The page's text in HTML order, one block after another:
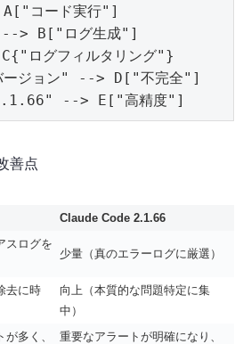
コード実行"]
> B["ログ生成"]
ログフィルタリング"}
ジョン" --> D["不完全"]
--> E["高精度"]
善点
Claude Code 2.1.66
スログを
少量（真のエラーログに厳選）
去に時
向上（本質的な問題特定に集
中）
多く、
重要なアラートが明確になり、